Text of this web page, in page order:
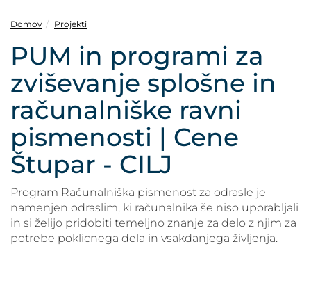
SIVINE
POVEČAJ PISAVO
POMANJŠAJ PISAVO
OZNAČI NASLOVE
Domov Projekti
PUM in programi za
zviševanje splošne in
računalniške ravni
pismenosti | Cene
Štupar - CILJ
Program Računalniška pismenost za odrasle je
namenjen odraslim, ki računalnika še niso uporabljali
in si želijo pridobiti temeljno znanje za delo z njim za
potrebe poklicnega dela in vsakdanjega življenja.